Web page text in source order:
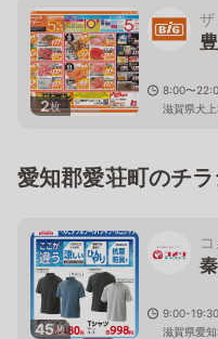
2枚
ザ
8:00〜
滋賀県犬
愛知郡愛荘町のチ
45枚
9:00-
滋賀県愛